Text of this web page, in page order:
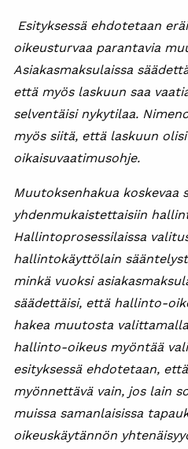
Esityksessä ehdotetaan
oikeusturvaa parantavia
Asiakasmaksulaissa
että myös laskuun saa
selventäisi nykytilaa.
myös siitä, että laskuun
oikaisuvaatimusohje.
Muutoksenhakua koskevaa
yhdenmukaistettaisiin
Hallintoprosessilaissa
hallintokäyttölain
minkä vuoksi
säädettäisi, että hallinto-
hakea muutosta
hallinto-oikeus myöntää
esityksessä ehdotetaan,
myönnettävä vain, jos lain
muissa samanlaisissa
oikeuskäytännön